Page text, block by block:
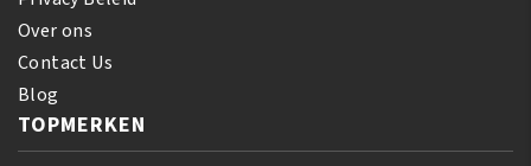
Over ons
Contact Us
Blog
TOPMERKEN